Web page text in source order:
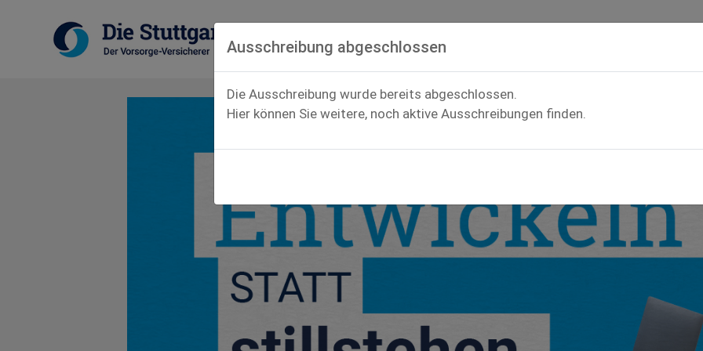
Ausschreibung abgeschlossen
Die Ausschreibung wurde bereits abgeschlossen.
Hier können Sie weitere, noch aktive Ausschreibungen finden.